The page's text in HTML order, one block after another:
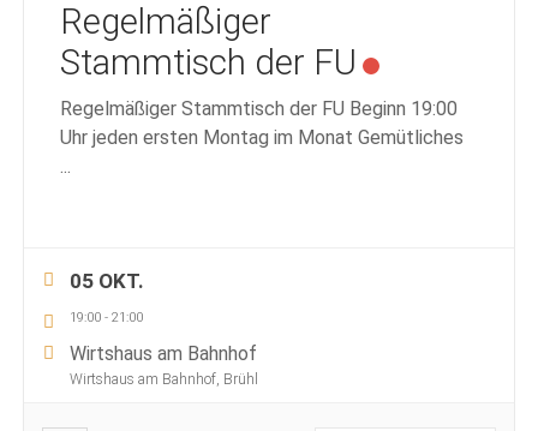
Regelmäßiger
Stammtisch der FU
Regelmäßiger Stammtisch der FU Beginn 19:00
Uhr jeden ersten Montag im Monat Gemütliches
...
05 OKT.
19:00 -21:00
Wirtshaus am Bahnhof
Wirtshaus am Bahnhof, Brühl